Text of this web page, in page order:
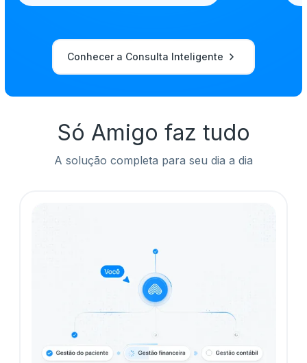
Conhecer a Consulta Inteligente
Só Amigo faz tudo
A solução completa para seu dia a dia